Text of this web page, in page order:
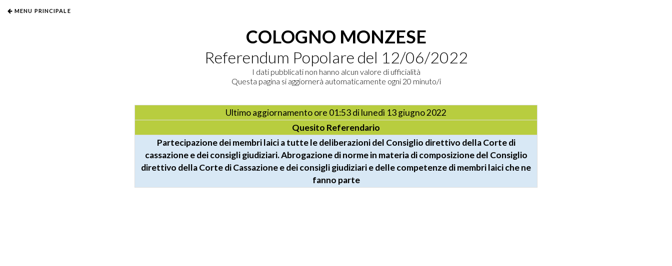
MENU PRINCIPALE
COLOGNO MONZESE
Referendum Popolare del 12/06/2022
I dati pubblicati non hanno alcun valore di ufficialità
Questa pagina si aggiornerà automaticamente ogni 20 minuto/i
Ultimo aggiornamento ore 01:53 di lunedì 13 giugno 2022
Quesito Referendario
Partecipazione dei membri laici a tutte le deliberazioni del Consiglio direttivo della Corte di
cassazione e dei consigli giudiziari. Abrogazione di norme in materia di composizione del Consiglio
direttivo della Corte di Cassazione e dei consigli giudiziari e delle competenze di membri laici che ne
fanno parte